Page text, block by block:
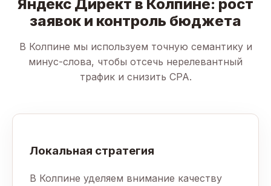
Яндекс Директ в Колпине: рост
заявок и контроль бюджета
В Колпине мы используем точную семантику и
минус-слова, чтобы отсечь нерелевантный
трафик и снизить CPA.
Локальная стратегия
В Колпине уделяем внимание качеству